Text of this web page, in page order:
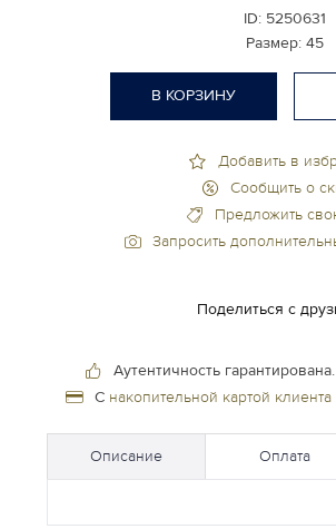
ID: 5250631
Размер: 45
Добавить в
Сообщить о
Предложить
Запросить
В КОРЗИНУ
Поделиться с
Аутентичность гарантирована.
С накопительной картой
Описание Оплата